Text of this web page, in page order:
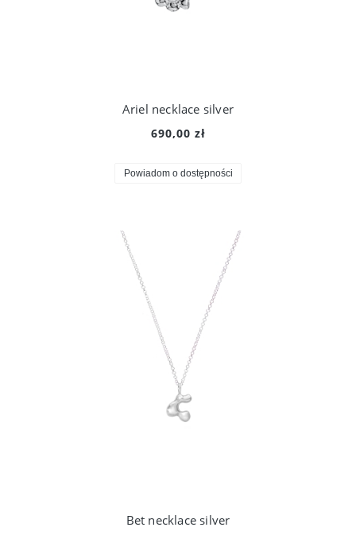
Ariel necklace silver
690,00 zł
Powiadom o dostępności
Bet necklace silver